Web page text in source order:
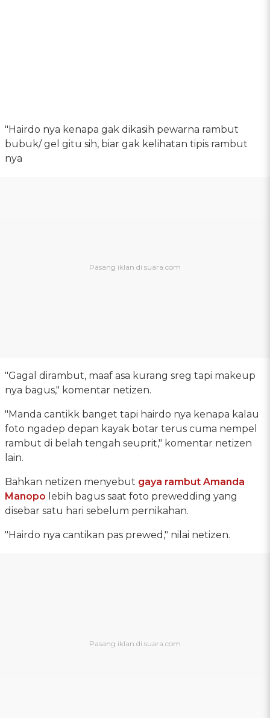
"Hairdo nya kenapa gak dikasih pewarna rambut
bubuk/ gel gitu sih, biar gak kelihatan tipis rambut
nya
"Gagal dirambut, maaf asa kurang sreg tapi makeup
nya bagus," komentar netizen.
"Manda cantikk banget tapi hairdo nya kenapa kalau
foto ngadep depan kayak botar terus cuma nempel
rambut di belah tengah seuprit," komentar netizen
lain.
Bahkan netizen menyebut gaya rambut Amanda
Manopo lebih bagus saat foto prewedding yang
disebar satu hari sebelum pernikahan.
"Hairdo nya cantikan pas prewed," nilai netizen.